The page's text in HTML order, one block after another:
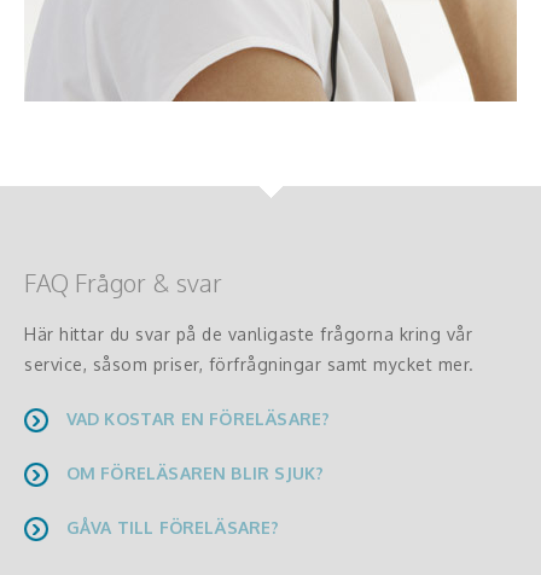
FAQ Frågor & svar
Här hittar du svar på de vanligaste frågorna kring vår
service, såsom priser, förfrågningar samt mycket mer.
VAD KOSTAR EN FÖRELÄSARE?
OM FÖRELÄSAREN BLIR SJUK?
GÅVA TILL FÖRELÄSARE?